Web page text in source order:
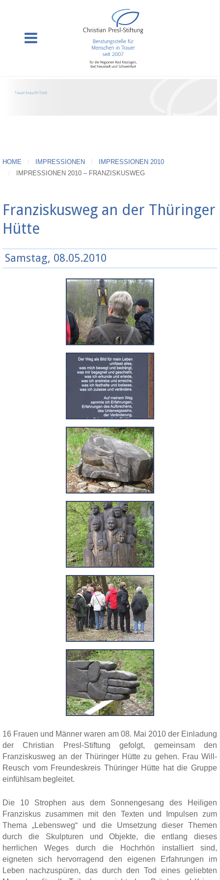
HOME IMPRESSIONEN
IMPRESSIONEN 2010
IMPRESSIONEN 2010 – FRANZISKUSWEG
Franziskusweg an der Thüringer
Hütte
Samstag, 08.05.2010
16 Frauen und Männer waren am 08. Mai 2010 der Einladung
der Christian Presl-Stiftung gefolgt, gemeinsam den
Franziskusweg an der Thüringer Hütte zu gehen. Frau Will-
Reusch vom Freundeskreis Thüringer Hütte hat die Gruppe
einfühlsam begleitet.
Die 10 Strophen aus dem Sonnengesang des Heiligen
Franziskus zusammen mit den Texten und Impulsen zum
Thema „Lebensweg“ und die Umsetzung dieser Themen
durch die Skulpturen und Objekte, die entlang dieses
herrlichen Weges durch die Hochrhön installiert sind,
eigneten sich hervorragend den eigenen Erfahrungen im
Leben nachzuspüren, das durch den Tod eines geliebten